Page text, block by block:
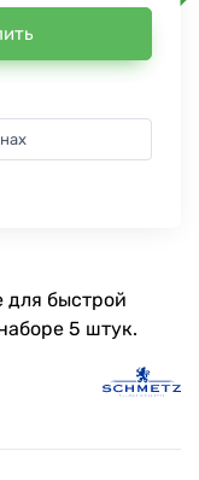
быстрой
5 штук.